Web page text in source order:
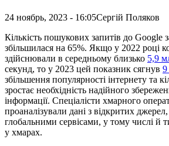
24 ноябрь, 2023 - 16:05Сергій Поляков
Кількість пошукових запитів до Google
збільшилася на 65%. Якщо у 2022 році
здійснювали в середньому близько 5,9
секунд, то у 2023 цей показник сягнув
збільшення популярності інтернету та
зростає необхідність надійного
інформації. Спеціалісти хмарного
проаналізували дані з відкритих
глобальними сервісами, у тому числі й
у хмарах.